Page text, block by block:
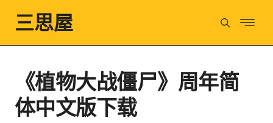
三思屋
《植物大战僵尸》周年简
体中文版下载